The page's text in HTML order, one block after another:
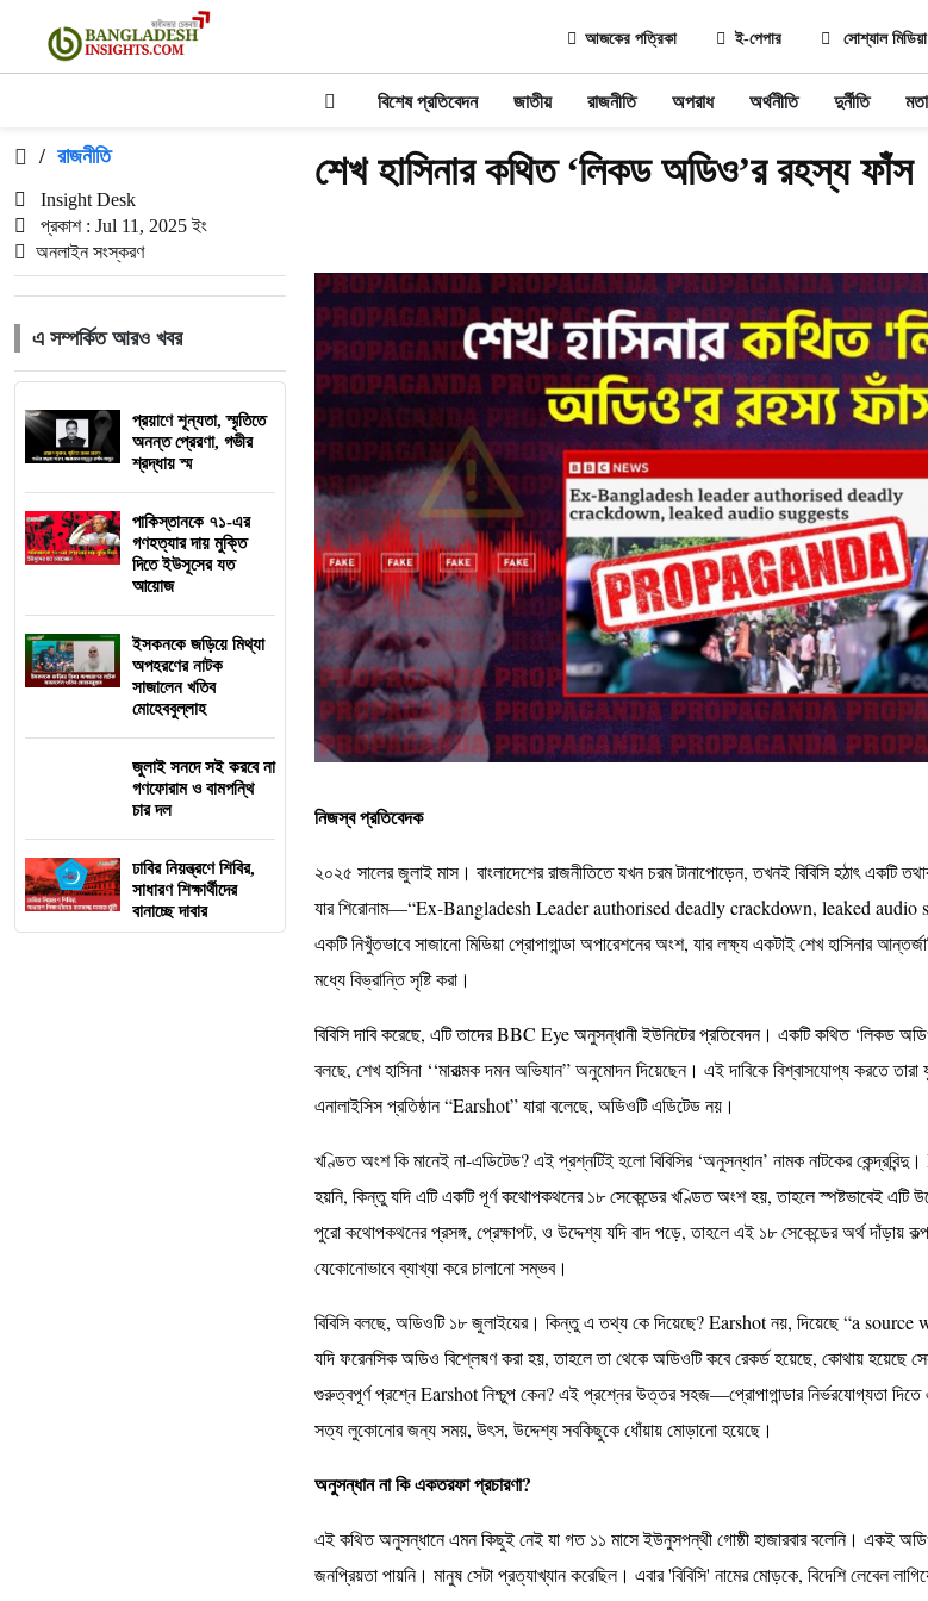
আজকের পত্রিকা ই-পেপার সোশ্যাল মিডিয়া
বিশেষ প্রতিবেদন জাতীয় রাজনীতি অপরাধ অর্থনীতি দুর্নীতি
/ রাজনীতি
Insight Desk
প্রকাশ : Jul 11, 2025 ইং
অনলাইন সংস্করণ
এ সম্পর্কিত আরও খবর
প্রয়াণে শূন্যতা, স্মৃতিতে
অনন্ত প্রেরণা, গভীর
শ্রদ্ধায় স্ম
পাকিস্তানকে ৭১-এর
গণহত্যার দায় মুক্তি
দিতে ইউসূসের যত
আয়োজ
ইসকনকে জড়িয়ে মিথ্যা
অপহরণের নাটক
সাজালেন খতিব
মোহেববুল্লাহ
জুলাই সনদে সই করবে না
গণফোরাম ও বামপন্থি
চার দল
ঢাবির নিয়ন্ত্রণে শিবির,
সাধারণ শিক্ষার্থীদের
বানাচ্ছে দাবার
শেখ হাসিনার কথিত ‌‘লিকড অডিও’র রহস্য ফাঁস
নিজস্ব প্রতিবেদক
২০২৫ সালের জুলাই মাস। বাংলাদেশের রাজনীতিতে যখন চরম টানাপোড়েন, তখনই বিবিসি হঠাৎ একটি
যার শিরোনাম—“Ex-Bangladesh Leader authorised deadly crackdown, leaked audio
একটি নিখুঁতভাবে সাজানো মিডিয়া প্রোপাগান্ডা অপারেশনের অংশ, যার লক্ষ্য একটাই শেখ হাসিনার
মধ্যে বিভ্রান্তি সৃষ্টি করা।
বিবিসি দাবি করেছে, এটি তাদের BBC Eye অনুসন্ধানী ইউনিটের প্রতিবেদন। একটি কথিত ‘লিকড
বলছে, শেখ হাসিনা ‘‘মারাত্মক দমন অভিযান” অনুমোদন দিয়েছেন। এই দাবিকে বিশ্বাসযোগ্য করতে
এনালাইসিস প্রতিষ্ঠান “Earshot” যারা বলেছে, অডিওটি এডিটেড নয়।
খণ্ডিত অংশ কি মানেই না-এডিটেড? এই প্রশ্নটিই হলো বিবিসির ‘অনুসন্ধান’ নামক নাটকের
হয়নি, কিন্তু যদি এটি একটি পূর্ণ কথোপকথনের ১৮ সেকেন্ডের খণ্ডিত অংশ হয়, তাহলে স্পষ্টভাবেই এটি
পুরো কথোপকথনের প্রসঙ্গ, প্রেক্ষাপট, ও উদ্দেশ্য যদি বাদ পড়ে, তাহলে এই ১৮ সেকেন্ডের অর্থ দাঁড়ায়
যেকোনোভাবে ব্যাখ্যা করে চালানো সম্ভব।
বিবিসি বলছে, অডিওটি ১৮ জুলাইয়ের। কিন্তু এ তথ্য কে দিয়েছে? Earshot নয়, দিয়েছে “a
যদি ফরেনসিক অডিও বিশ্লেষণ করা হয়, তাহলে তা থেকে অডিওটি কবে রেকর্ড হয়েছে, কোথায় হয়েছে
গুরুত্বপূর্ণ প্রশ্নে Earshot নিশ্চুপ কেন? এই প্রশ্নের উত্তর সহজ—প্রোপাগান্ডার নির্ভরযোগ্যতা দিতে
সত্য লুকোনোর জন্য সময়, উৎস, উদ্দেশ্য সবকিছুকে ধোঁয়ায় মোড়ানো হয়েছে।
অনুসন্ধান না কি একতরফা প্রচারণা?
এই কথিত অনুসন্ধানে এমন কিছুই নেই যা গত ১১ মাসে ইউনুসপন্থী গোষ্ঠী হাজারবার বলেনি। একই
জনপ্রিয়তা পায়নি। মানুষ সেটা প্রত্যাখ্যান করেছিল। এবার 'বিবিসি' নামের মোড়কে, বিদেশি লেবেল